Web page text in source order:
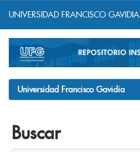
navigation
UNIVERSIDAD FRANCISCO GAVIDIA
Universidad Francisco Gavidia
Buscar